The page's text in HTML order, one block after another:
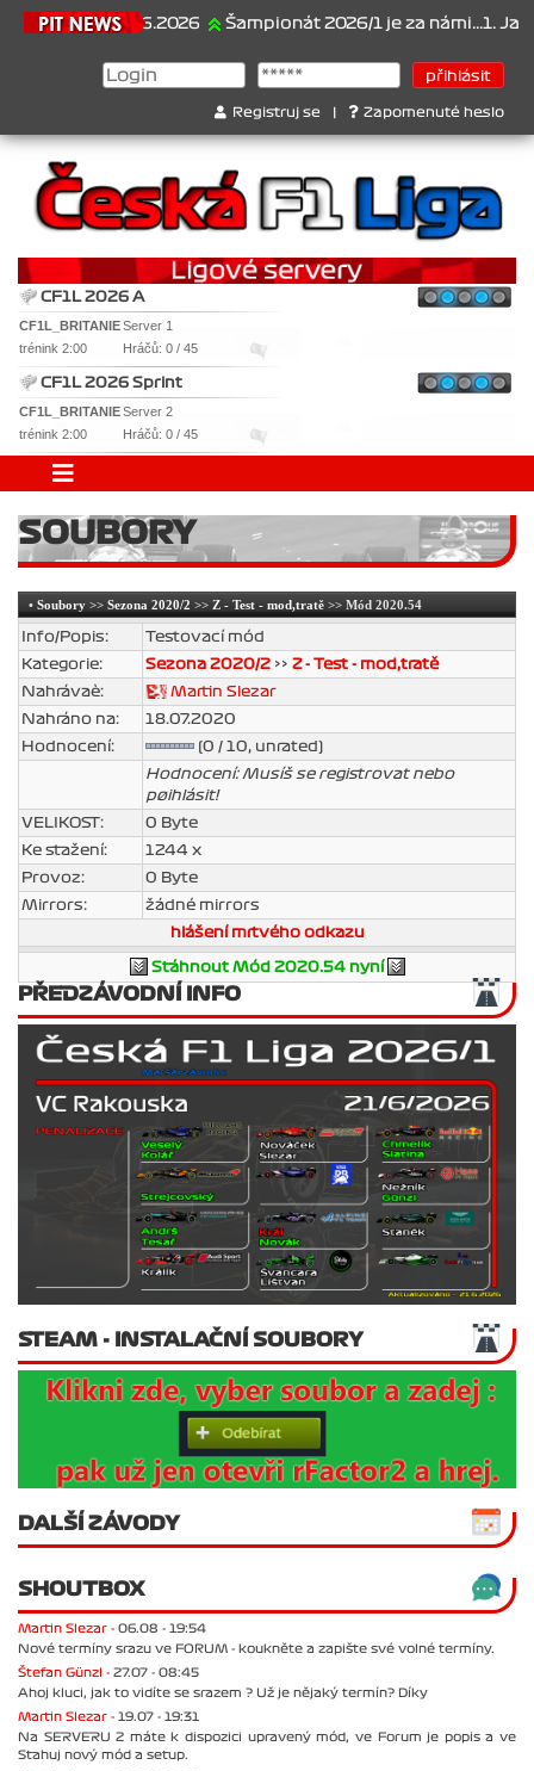
21.6.2026 Šampionát 2026/1 je za námi...1. Jan
Registruj se Zapomenuté heslo
CF1L 2026 A
CF1L_BRITANIEServer 1
trénink 2:00
Hráčů: 0 / 45
CF1L 2026 Sprint
CF1L_BRITANIEServer 2
trénink 2:00
Hráčů: 0 / 45
SOUBORY
• Soubory >> Sezona 2020/2 >> Z - Test - mod,tratě >> Mód 2020.54
Info/Popis:
Testovací mód
Kategorie:
Sezona 2020/2 >> Z - Test - mod,tratě
Nahrávaè:
Martin Slezar
Nahráno na:
18.07.2020
Hodnocení:
(0 / 10, unrated)
Hodnocení: Musíš se registrovat nebo
pøihlásit!
VELIKOST:
0 Byte
Ke stažení:
1244 x
Provoz:
0 Byte
Mirrors:
žádné mirrors
hlášení mrtvého odkazu
Stáhnout Mód 2020.54 nyní
PŘEDZÁVODNÍ INFO
STEAM - INSTALAČNÍ SOUBORY
DALŠÍ ZÁVODY
SHOUTBOX
Martin Slezar - 06.08 - 19:54
Nové termíny srazu ve FORUM - koukněte a zapište své volné termíny.
Štefan Günzl - 27.07 - 08:45
Ahoj kluci, jak to vidíte se srazem ? Už je nějaký termín? Díky
Martin Slezar - 19.07 - 19:31
Na SERVERU 2 máte k dispozici upravený mód, ve Forum je popis a ve
Stahuj nový mód a setup.